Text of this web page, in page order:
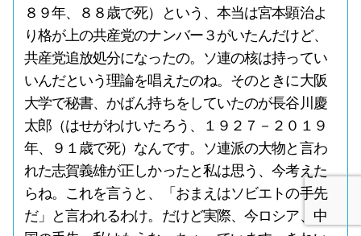
８９年、８８歳で死）という、本当は宮本顕治よ
り格が上の共産党のナンバー３がいたんだけど、
共産党追放処分になったの。ソ連の核は持ってい
いんだという理論を唱えたのね。そのときに大阪
大学で秘書、かばん持ちをしていたのが長谷川慶
太郎（はせがわけいたろう、１９２７－２０１９
年、９１歳で死）なんです。ソ連派の大物と言わ
れた志賀義雄が正しかったと私は思う、今考えた
らね。これを言うと、「おまえはソビエトの手先
だ」と言われるわけ。だけど実際、今ロシア、中